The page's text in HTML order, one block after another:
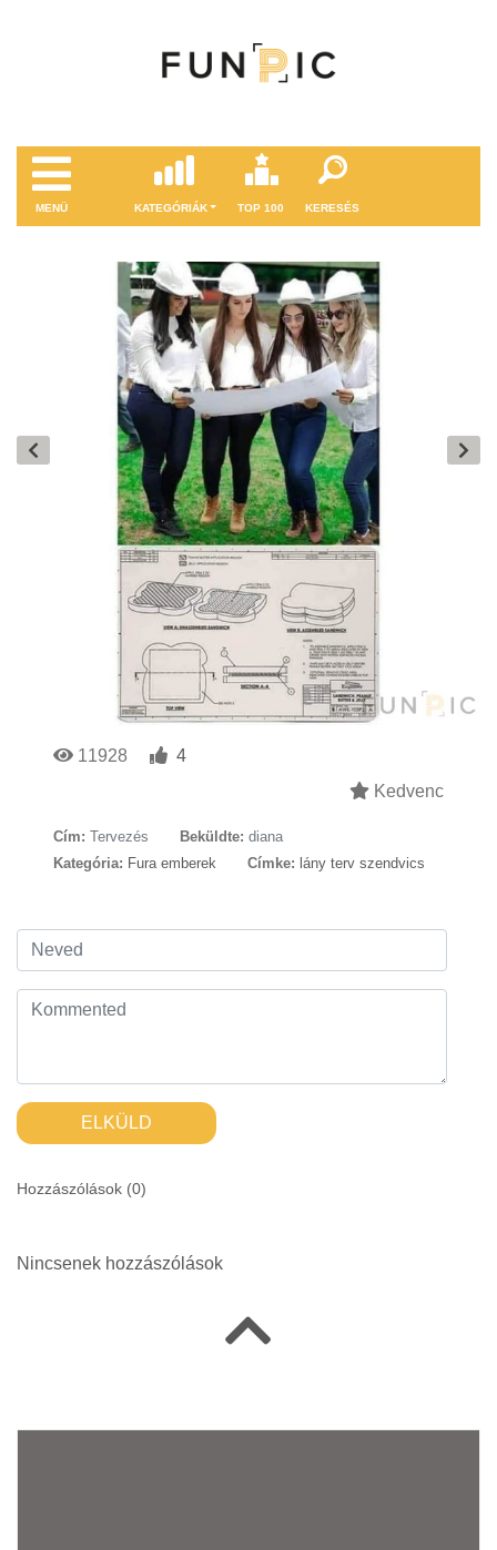
MENÜ KATEGÓRIÁK TOP 100 KERESÉS
11928
4
Kedvenc
Cím: Tervezés Beküldte: diana
Kategória: Fura emberek Címke: lány terv szendvics
ELKÜLD
Hozzászólások (0)
Nincsenek hozzászólások